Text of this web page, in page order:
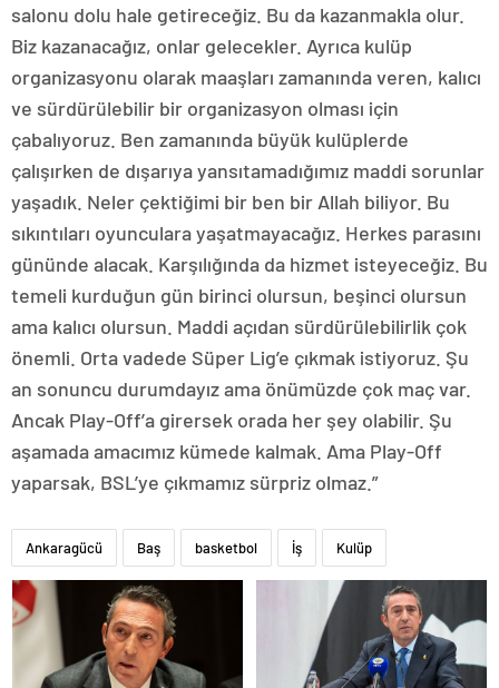
salonu dolu hale getireceğiz. Bu da kazanmakla olur.
Biz kazanacağız, onlar gelecekler. Ayrıca kulüp
organizasyonu olarak maaşları zamanında veren, kalıcı
ve sürdürülebilir bir organizasyon olması için
çabalıyoruz. Ben zamanında büyük kulüplerde
çalışırken de dışarıya yansıtamadığımız maddi sorunlar
yaşadık. Neler çektiğimi bir ben bir Allah biliyor. Bu
sıkıntıları oyunculara yaşatmayacağız. Herkes parasını
gününde alacak. Karşılığında da hizmet isteyeceğiz. Bu
temeli kurduğun gün birinci olursun, beşinci olursun
ama kalıcı olursun. Maddi açıdan sürdürülebilirlik çok
önemli. Orta vadede Süper Lig’e çıkmak istiyoruz. Şu
an sonuncu durumdayız ama önümüzde çok maç var.
Ancak Play-Off’a girersek orada her şey olabilir. Şu
aşamada amacımız kümede kalmak. Ama Play-Off
yaparsak, BSL’ye çıkmamız sürpriz olmaz.”
Ankaragücü Baş basketbol İş Kulüp